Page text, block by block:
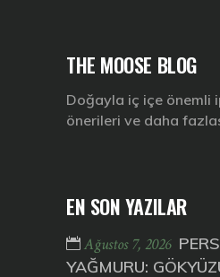
THE MOOSE BLOG
Doğayla iç içe önemli
önerileri ve daha
EN SON YAZILAR
Ağustos 7, 2026
YAĞMURU: